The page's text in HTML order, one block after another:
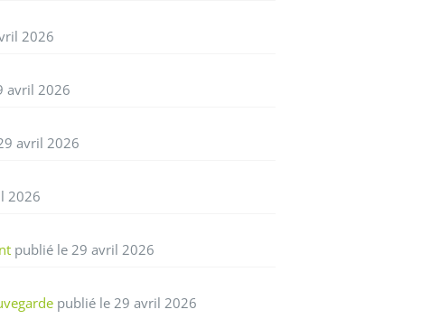
2026
avril 2026
avril 2026
2026
publié le 29 avril 2026
publié le 29 avril 2026